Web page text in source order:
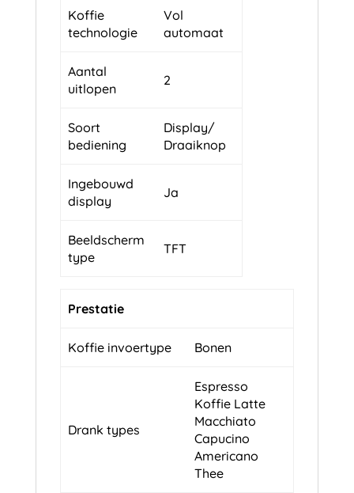
Koffie
technologie
Vol
automaat
Aantal
uitlopen
2
Soort
bediening
Display/
Draaiknop
Ingebouwd
display
Ja
Beeldscherm
type
TFT
Prestatie
Koffie invoertype Bonen
Drank types
Espresso
Koffie Latte
Macchiato
Capucino
Americano
Thee